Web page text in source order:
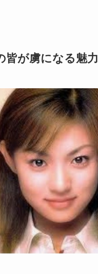
皆が虜になる魅力